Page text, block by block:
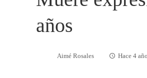
años
Aimé Rosales Hace 4